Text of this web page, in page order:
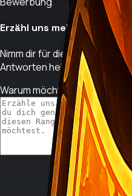
Erzähl uns mehr über dich
Nimm dir für die Antworten
Antworten helfen uns am
Warum möchtest du Teil des